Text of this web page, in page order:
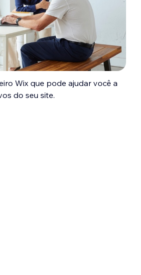
dropdownQuais valores rel
e selecione o tipo de
rel que você deseja usar:
(recomendado):bloqueie
à página de origem.
(recomendado):oculte
sobre a fonte do link.
Wix que pode ajudar você a
do seu site.